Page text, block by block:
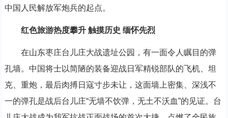
中国人民解放军炮兵的起点。
红色旅游热度攀升 触摸历史 缅怀先烈
在山东枣庄台儿庄大战遗址公园，有一面令人瞩目的弹
孔墙。中国将士以简陋的装备迎战日军精锐部队的飞机、坦
克、重炮，最后肉搏日寇寸步未让，这面墙上密集、深浅不
一的弹孔是战后台儿庄“无墙不饮弹，无土不沃血”的见证。台